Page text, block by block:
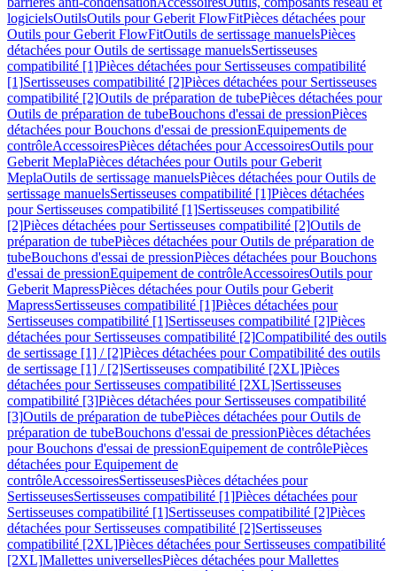
logicielsOutilsOutils pour Geberit FlowFitPièces détachées pour
Outils pour Geberit FlowFitOutils de sertissage manuelsPièces
détachées pour Outils de sertissage manuelsSertisseuses
compatibilité [1]Pièces détachées pour Sertisseuses compatibilité
[1]Sertisseuses compatibilité [2]Pièces détachées pour Sertisseuses
compatibilité [2]Outils de préparation de tubePièces détachées pour
Outils de préparation de tubeBouchons d'essai de pressionPièces
détachées pour Bouchons d'essai de pressionEquipements de
contrôleAccessoiresPièces détachées pour AccessoiresOutils pour
Geberit MeplaPièces détachées pour Outils pour Geberit
MeplaOutils de sertissage manuelsPièces détachées pour Outils de
sertissage manuelsSertisseuses compatibilité [1]Pièces détachées
pour Sertisseuses compatibilité [1]Sertisseuses compatibilité
[2]Pièces détachées pour Sertisseuses compatibilité [2]Outils de
préparation de tubePièces détachées pour Outils de préparation de
tubeBouchons d'essai de pressionPièces détachées pour Bouchons
d'essai de pressionEquipement de contrôleAccessoiresOutils pour
Geberit MapressPièces détachées pour Outils pour Geberit
MapressSertisseuses compatibilité [1]Pièces détachées pour
Sertisseuses compatibilité [1]Sertisseuses compatibilité [2]Pièces
détachées pour Sertisseuses compatibilité [2]Compatibilité des outils
de sertissage [1] / [2]Pièces détachées pour Compatibilité des outils
de sertissage [1] / [2]Sertisseuses compatibilité [2XL]Pièces
détachées pour Sertisseuses compatibilité [2XL]Sertisseuses
compatibilité [3]Pièces détachées pour Sertisseuses compatibilité
[3]Outils de préparation de tubePièces détachées pour Outils de
préparation de tubeBouchons d'essai de pressionPièces détachées
pour Bouchons d'essai de pressionEquipement de contrôlePièces
détachées pour Equipement de
contrôleAccessoiresSertisseusesPièces détachées pour
SertisseusesSertisseuses compatibilité [1]Pièces détachées pour
Sertisseuses compatibilité [1]Sertisseuses compatibilité [2]Pièces
détachées pour Sertisseuses compatibilité [2]Sertisseuses
compatibilité [2XL]Pièces détachées pour Sertisseuses compatibilité
[2XL]Mallettes universellesPièces détachées pour Mallettes